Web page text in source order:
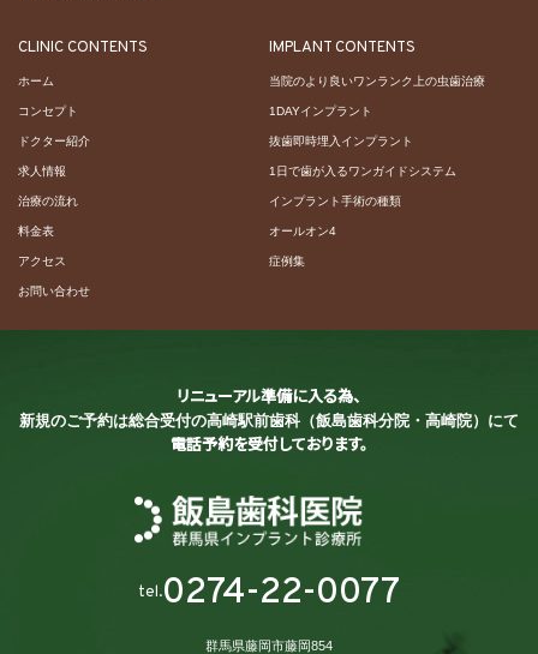
CLINIC CONTENTS
ホーム
コンセプト
ドクター紹介
求人情報
治療の流れ
料金表
アクセス
お問い合わせ
IMPLANT CONTENTS
当院のより良いワンランク上の虫歯治療
1DAYインプラント
抜歯即時埋入インプラント
1日で歯が入るワンガイドシステム
インプラント手術の種類
オールオン4
症例集
リニューアル準備に入る為、
新規のご予約は総合受付の高崎駅前歯科（飯島歯科分院・高崎院）にて
電話予約を受付しております。
tel.0274-22-0077
群馬県藤岡市藤岡854